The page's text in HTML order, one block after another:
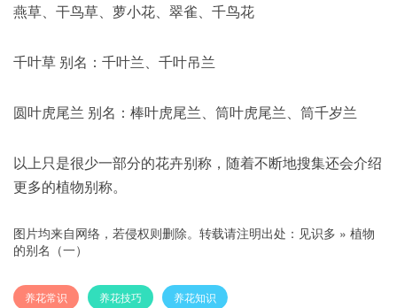
燕草、干鸟草、萝小花、翠雀、千鸟花
千叶草 别名：千叶兰、千叶吊兰
圆叶虎尾兰 别名：棒叶虎尾兰、筒叶虎尾兰、筒千岁兰
以上只是很少一部分的花卉别称，随着不断地搜集还会介绍
更多的植物别称。
图片均来自网络，若侵权则删除。转载请注明出处： 见识多 » 植物
的别名（一）
养花常识 养花技巧 养花知识